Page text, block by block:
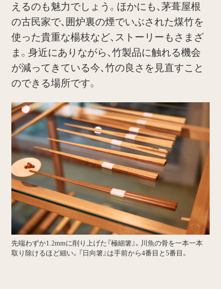
えるのも魅力でしょう。ほかにも、茅葺屋根
の古民家で、囲炉裏の煙でいぶされた煤竹を
使った貴重な楊枝など、ストーリーもさまざ
ま。身近にありながら、竹製品に触れる機会
が減ってきている今、竹の良さを見直すこと
のできる場所です。
先端わずか1.2mmに削り上げた『極細箸』。川魚の骨を一本一本
取り除けるほど細い。『日向箸』は手前から4番目と5番目。